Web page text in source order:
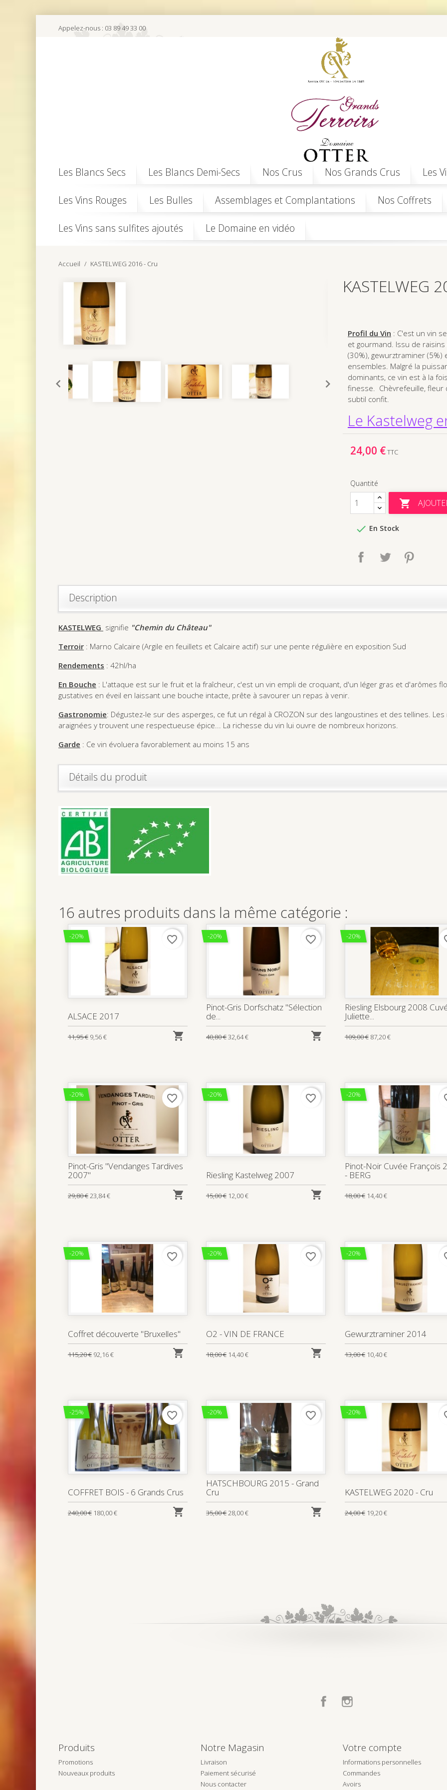
Appelez-nous : 03 89 49 33 00
Les Blancs Secs Les Blancs Demi-Secs Nos Crus Nos Grands Crus Les
Les Vins Rouges Les Bulles Assemblages et Complantations Nos Coffrets
Les Vins sans sulfites ajoutés Le Domaine en vidéo
Accueil KASTELWEG 2016 - Cru
KASTELWEG
Profil du Vin : C'est un vin
et gourmand. Issu de
(30%), gewurztraminer
ensembles. Malgré la
dominants, ce vin est à la
finesse. Chèvrefeuille, fleur
subtil confit.
Le Kastelweg
24,00 €TTC
Quantité

 En Stock
Partager Tweet
Description
KASTELWEG signifie "Chemin du Château"
Terroir : Marno Calcaire (Argile en feuillets et Calcaire actif) sur une pente régulière en exposition Sud
Rendements : 42hl/ha
En Bouche : L'attaque est sur le fruit et la fraîcheur, c'est un vin empli de croquant, d'un léger gras et d'arômes
gustatives en éveil en laissant une bouche intacte, prête à savourer un repas à venir.
Gastronomie: Dégustez-le sur des asperges, ce fut un régal à CROZON sur des langoustines et des tellines.
araignées y trouvent une respectueuse épice... La richesse du vin lui ouvre de nombreux horizons.
Garde : Ce vin évoluera favorablement au moins 15 ans
Détails du produit
16 autres produits dans la même catégorie :
-20%
ALSACE 2017
11,95 € 9,56 € 
favorite_border -20%
Pinot-Gris Dorfschatz "Sélection
de...
40,80 €32,64 € 
favorite_border -20%
Riesling Elsbourg 2008
Juliette...
109,00 € 87,20 €
-20%
Pinot-Gris "Vendanges Tardives
2007"
29,80 €23,84 € 
favorite_border -20%
Riesling Kastelweg 2007
15,00 € 12,00 € 
favorite_border -20%
Pinot-Noir Cuvée François
- BERG
18,00 € 14,40 €
-20%
Coffret découverte "Bruxelles"
115,20 € 92,16 € 
favorite_border -20%
O2 - VIN DE FRANCE
18,00 € 14,40 € 
favorite_border -20%
Gewurztraminer 2014
13,00 € 10,40 €
-25%
COFFRET BOIS - 6 Grands Crus
240,00 € 180,00 € 
favorite_border -20%
HATSCHBOURG 2015 - Grand
Cru
35,00 €28,00 € 
favorite_border -20%
KASTELWEG 2020 - Cru
24,00 € 19,20 €
Facebook
Produits
Promotions
Nouveaux produits
Notre Magasin
Livraison
Paiement sécurisé
Nous contacter
Votre compte
Informations personnelles
Commandes
Avoirs